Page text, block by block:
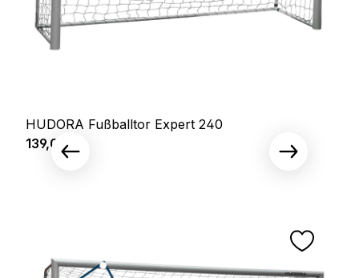
HUDORA Fußballtor Expert 240
Regulärer Preis:
139,00 €